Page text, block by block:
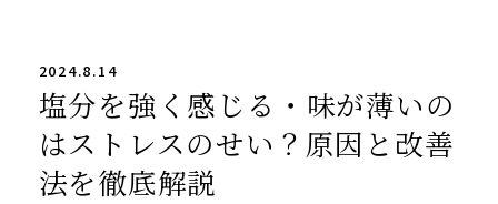
2024.8.14
塩分を強く感じる・味が薄いの
はストレスのせい？原因と改善
法を徹底解説